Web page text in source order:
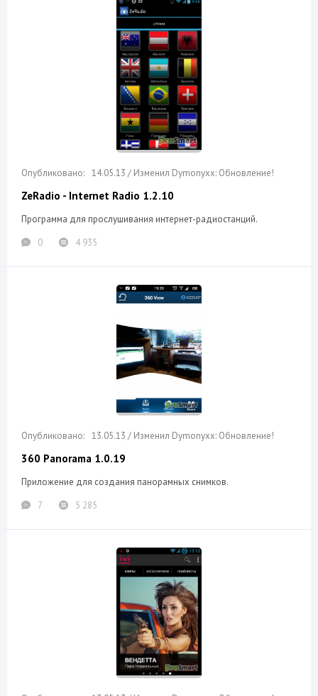
14.05.13 / Изменил Dymonyxx: Обновление!
ZeRadio - Internet Radio 1.2.10
Программа для прослушивания интернет-радиостанций.
0
4 935
13.05.13 / Изменил Dymonyxx: Обновление!
360 Panorama 1.0.19
Приложение для создания панорамных снимков.
7
5 285